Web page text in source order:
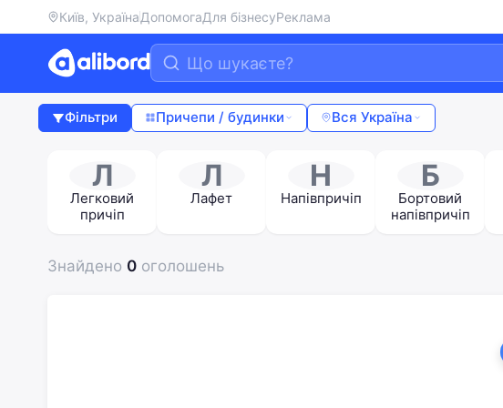
Київ, УкраїнаДопомогаДля бізнесуРеклама
Фільтри Причепи / будинки Вся Україна
Л
Легковий
причіп
Л
Лафет
Н
Напівпричіп
Б
Бортовий
напівпричіп
Знайдено 0 оголошень